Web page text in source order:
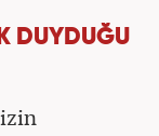
DUYDUĞU